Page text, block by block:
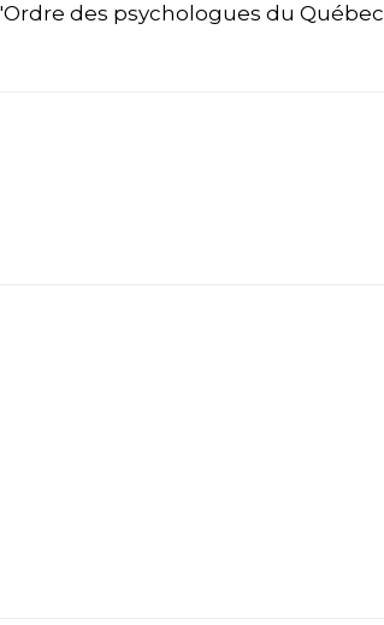
des psychologues du Québec